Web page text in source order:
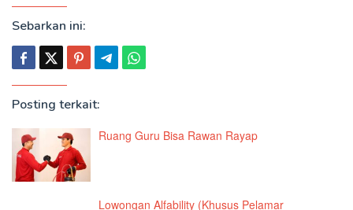
Sebarkan ini:
Posting terkait:
Ruang Guru Bisa Rawan Rayap
Lowongan Alfability (Khusus Pelamar